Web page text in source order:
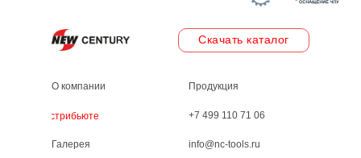
+7 499 110 71 06
info@nc-tools.ru
Скачать каталог
О компании Продукция
Галерея
Дистрибьютеры